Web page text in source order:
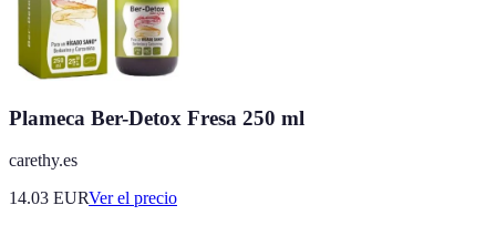
Plameca Ber-Detox Fresa 250 ml
carethy.es
14.03 EURVer el precio